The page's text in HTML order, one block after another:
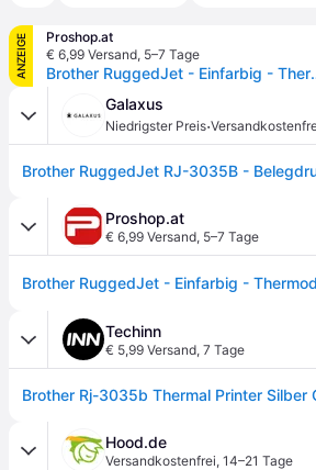
ANZEIGE
Proshop.at
€ 6,99 Versand, 5–7 Tage
Brother
Galaxus
Niedrigster Preis·
Proshop.at
€ 6,99 Versand, 5–7 Tage
Techinn
€ 5,99 Versand, 7 Tage
Hood.de
Versandkostenfrei, 14–21 Tage